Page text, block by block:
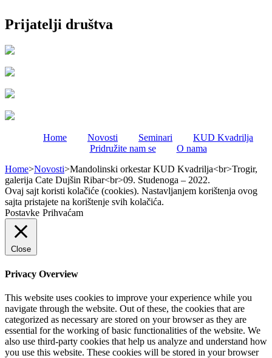
Prijatelji društva
Home Novosti Seminari
KUD Kvadrilja
Pridružite nam se
O nama
Home>Novosti>Mandolinski orkestar KUD Kvadrilja<br>Trogir,
galerija Cate Dujšin Ribar<br>09. Studenoga – 2022.
Ovaj sajt koristi kolačiće (cookies). Nastavljanjem korištenja ovog
sajta pristajete na korištenje svih kolačića.
Postavke Prihvaćam
Close
Privacy Overview
This website uses cookies to improve your experience while you
navigate through the website. Out of these, the cookies that are
categorized as necessary are stored on your browser as they are
essential for the working of basic functionalities of the website. We
also use third-party cookies that help us analyze and understand how
you use this website. These cookies will be stored in your browser